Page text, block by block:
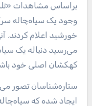
خورشید اعلام کردند.
می‌رسید دنباله یک
کهکشان اصلی خود
ستاره‌شناسان تصور
ایجاد شده که